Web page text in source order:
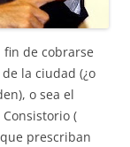
de cobrarse
la ciudad (¿o
o sea el
(
prescriban